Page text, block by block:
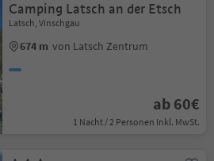
Camping Latsch an der Etsch
Latsch, Vinschgau
674 m von Latsch Zentrum
ab 60€
1 Nacht / 2 Personen Inkl. MwSt.